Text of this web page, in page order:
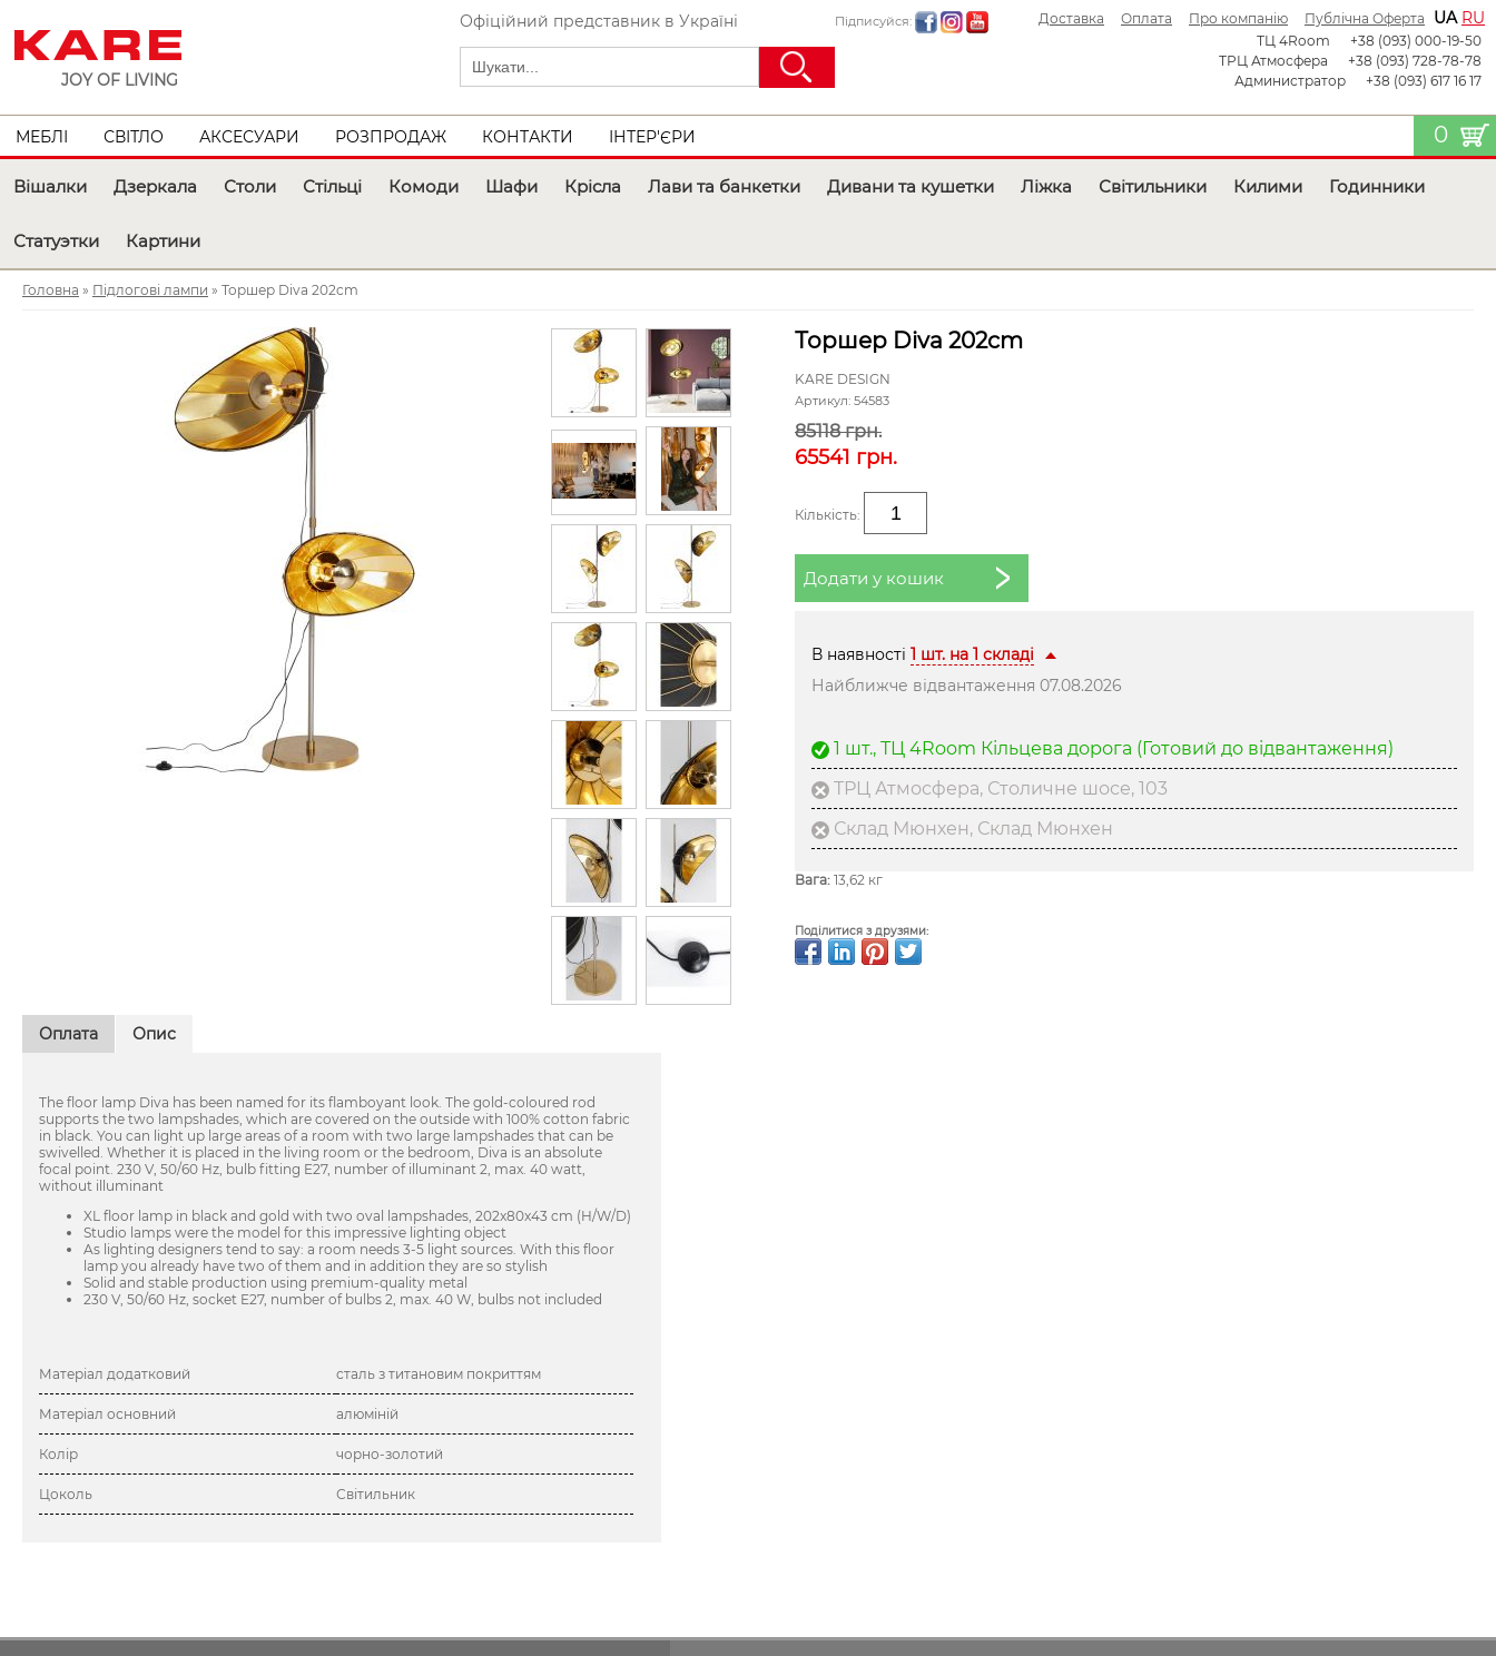
JOY OF LIVING
Підписуйся:
Офіційний представник в Україні Доставка Оплата Про компанію Публічна Оферта UA RU
ТЦ 4Room
+38 (093) 000-19-50
ТРЦ Атмосфера
+38 (093) 728-78-78
Администратор
+38 (093) 617 16 17
МЕБЛІ СВІТЛО АКСЕСУАРИ РОЗПРОДАЖ КОНТАКТИ ІНТЕР'ЄРИ 0
Вішалки Дзеркала Столи Стільці Комоди Шафи Крісла Лави та банкетки Дивани та кушетки Ліжка Світильники Килими Годинники
Статуэтки Картини
Головна » Підлогові лампи » Торшер Diva 202cm
Торшер Diva 202cm
KARE DESIGN
Артикул: 54583
85118 грн.
65541 грн.
Кількість:
Додати у кошик
В наявності 1 шт. на 1 складі
Найближче відвантаження 07.08.2026
1 шт., ТЦ 4Room Кільцева дорога (Готовий до відвантаження)
ТРЦ Атмосфера, Столичне шосе, 103
Склад Мюнхен, Склад Мюнхен
Вага: 13,62 кг
Поділитися з друзями:
Опис
Оплата
The floor lamp Diva has been named for its flamboyant look. The gold-coloured rod
supports the two lampshades, which are covered on the outside with 100% cotton fabric
in black. You can light up large areas of a room with two large lampshades that can be
swivelled. Whether it is placed in the living room or the bedroom, Diva is an absolute
focal point. 230 V, 50/60 Hz, bulb fitting E27, number of illuminant 2, max. 40 watt,
without illuminant
XL floor lamp in black and gold with two oval lampshades, 202x80x43 cm (H/W/D)
Studio lamps were the model for this impressive lighting object
As lighting designers tend to say: a room needs 3-5 light sources. With this floor
lamp you already have two of them and in addition they are so stylish
Solid and stable production using premium-quality metal
230 V, 50/60 Hz, socket E27, number of bulbs 2, max. 40 W, bulbs not included
Матеріал додатковий сталь з титановим покриттям
Матеріал основний алюміній
Колір чорно-золотий
Цоколь Світильник